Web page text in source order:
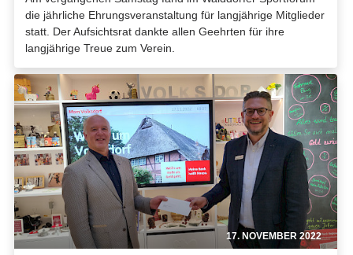
die jährliche Ehrungsveranstaltung für langjährige Mitglieder
statt. Der Aufsichtsrat dankte allen Geehrten für ihre
langjährige Treue zum Verein.
17. NOVEMBER 2022